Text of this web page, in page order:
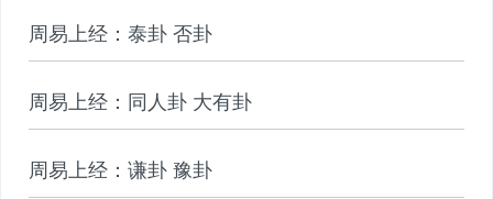
周易上经：泰卦 否卦
周易上经：同人卦 大有卦
周易上经：谦卦 豫卦